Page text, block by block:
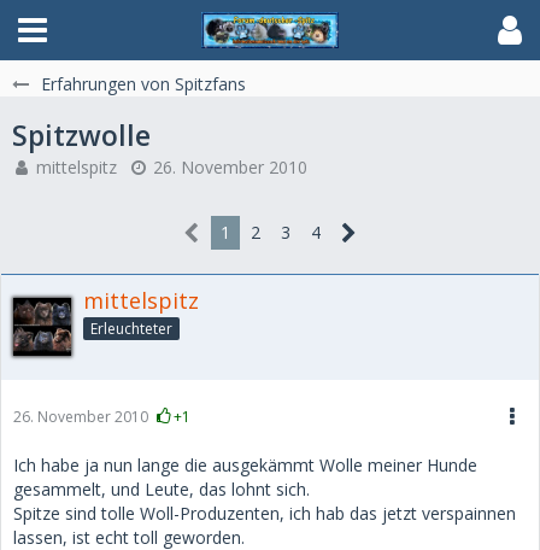
Erfahrungen von Spitzfans
Spitzwolle
mittelspitz 26. November 2010
1 2 3 4
mittelspitz
Erleuchteter
26. November 2010 +1
Ich habe ja nun lange die ausgekämmt Wolle meiner Hunde
gesammelt, und Leute, das lohnt sich.
Spitze sind tolle Woll-Produzenten, ich hab das jetzt verspainnen
lassen, ist echt toll geworden.